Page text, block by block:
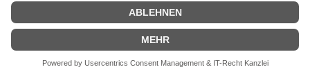
Honeywell - Stromkabel - Europa - für Honeywell 8680i
Zeige Preise inklusiv MwSt. (Brutto)
16,48€ inkl. MwSt.